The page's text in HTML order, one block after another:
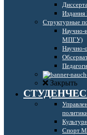
Структурные
Научно-
МПГУ)
Научно-
Закрыть
Спорт